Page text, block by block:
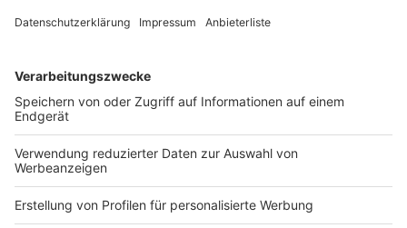
Mehr grüne Flächen und Parks in der Stadt und der
Städteregion erhöhen nicht nur die Lebensqualität
sondern ist auch gut fürs Klima. Flächen müssen
entsiegelt werden um die Städte vor
Überschwemmungen und Hitzesommern zu schützen.
8. Suffizientes Bauen unterstützen!